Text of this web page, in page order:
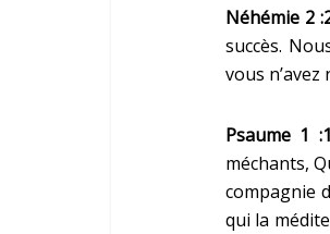
Néhémie 2
succès.
vous
Psaume 1
méchants,
compagnie
qui la